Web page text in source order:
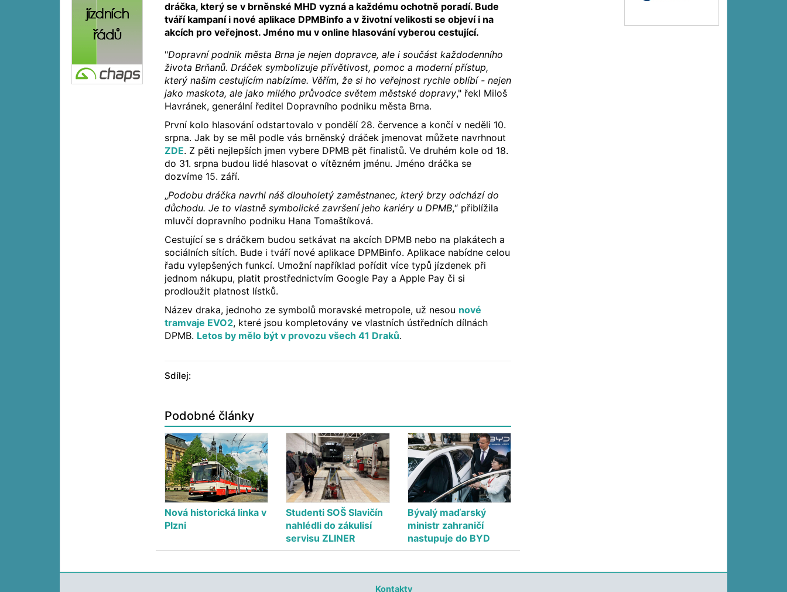
dráčka, který se v brněnské MHD vyzná a každému ochotně poradí. Bude
tváří kampaní i nové aplikace DPMBinfo a v životní velikosti se objeví i na
akcích pro veřejnost. Jméno mu v online hlasování vyberou cestující.
"Dopravní podnik města Brna je nejen dopravce, ale i součást každodenního
života Brňanů. Dráček symbolizuje přívětivost, pomoc a moderní přístup,
který našim cestujícím nabízíme. Věřím, že si ho veřejnost rychle oblíbí - nejen
jako maskota, ale jako milého průvodce světem městské dopravy," řekl Miloš
Havránek, generální ředitel Dopravního podniku města Brna.
První kolo hlasování odstartovalo v pondělí 28. července a končí v neděli 10.
srpna. Jak by se měl podle vás brněnský dráček jmenovat můžete navrhnout
ZDE. Z pěti nejlepších jmen vybere DPMB pět finalistů. Ve druhém kole od 18.
do 31. srpna budou lidé hlasovat o vítězném jménu. Jméno dráčka se
dozvíme 15. září.
„Podobu dráčka navrhl náš dlouholetý zaměstnanec, který brzy odchází do
důchodu. Je to vlastně symbolické završení jeho kariéry u DPMB,“ přiblížila
mluvčí dopravního podniku Hana Tomaštíková.
Cestující se s dráčkem budou setkávat na akcích DPMB nebo na plakátech a
sociálních sítích. Bude i tváří nové aplikace DPMBinfo. Aplikace nabídne celou
řadu vylepšených funkcí. Umožní například pořídit více typů jízdenek při
jednom nákupu, platit prostřednictvím Google Pay a Apple Pay či si
prodloužit platnost lístků.
Název draka, jednoho ze symbolů moravské metropole, už nesou nové
tramvaje EVO2, které jsou kompletovány ve vlastních ústředních dílnách
DPMB. Letos by mělo být v provozu všech 41 Draků.
Sdílej:
Podobné články
Nová historická linka v
Plzni
Studenti SOŠ Slavičín
nahlédli do zákulisí
servisu ZLINER
Bývalý maďarský
ministr zahraničí
nastupuje do BYD
Kontakty